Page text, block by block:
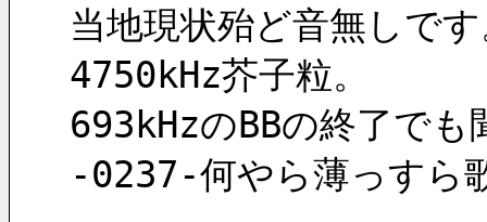
当地現状殆ど音無しで
4750kHz芥子粒。
693kHzのBBの終了で
-0237-何やら薄っすら